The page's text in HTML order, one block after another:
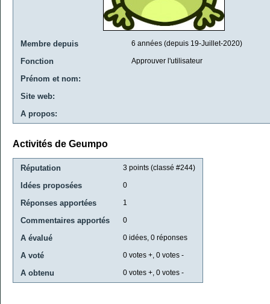
Membre depuis 6 années (depuis 19-Juillet-2020)
Fonction Approuver l'utilisateur
Prénom et nom:
Site web:
A propos:
Activités de Geumpo
Réputation 3 points (classé #244)
Idées proposées 0
Réponses apportées 1
Commentaires apportés 0
A évalué 0 idées, 0 réponses
A voté 0 votes +, 0 votes -
A obtenu 0 votes +, 0 votes -